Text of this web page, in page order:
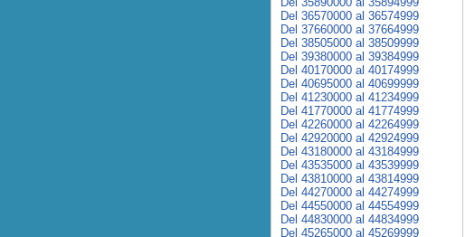
Del 36570000 al 36574999
Del 37660000 al 37664999
Del 38505000 al 38509999
Del 39380000 al 39384999
Del 40170000 al 40174999
Del 40695000 al 40699999
Del 41230000 al 41234999
Del 41770000 al 41774999
Del 42260000 al 42264999
Del 42920000 al 42924999
Del 43180000 al 43184999
Del 43535000 al 43539999
Del 43810000 al 43814999
Del 44270000 al 44274999
Del 44550000 al 44554999
Del 44830000 al 44834999
Del 45265000 al 45269999